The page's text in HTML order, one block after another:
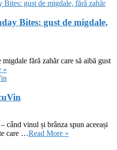
Bites: gust de migdale,
fără zahăr care să aibă gust
»
când vinul și brânza spun aceeași
care …Read More »